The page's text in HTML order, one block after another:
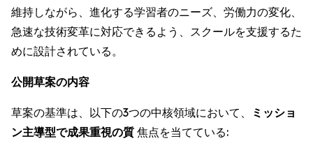
維持しながら、進化する学習者のニーズ、労働力の変化、
急速な技術変革に対応できるよう、スクールを支援するた
めに設計されている。
公開草案の内容
草案の基準は、以下の3つの中核領域において、
ミッショ
ン主導型で成果重視の質 焦点を当てている: